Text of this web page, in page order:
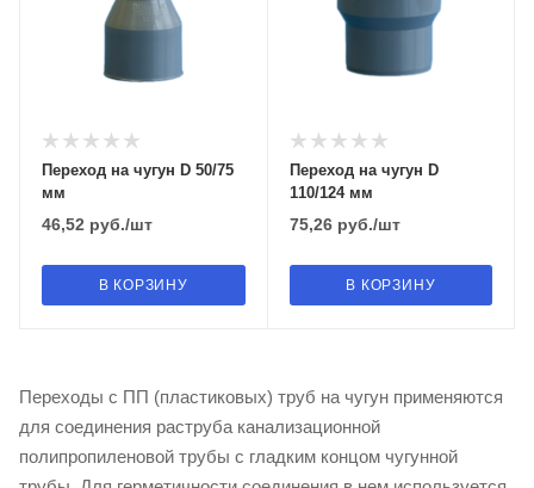
Переход на чугун D 50/75
мм
46,52 руб./шт
В КОРЗИНУ
Переход на чугун D
110/124 мм
75,26руб./шт
В КОРЗИНУ
Переходы с ПП (пластиковых) труб на чугун применяются
для соединения раструба канализационной
полипропиленовой трубы с гладким концом чугунной